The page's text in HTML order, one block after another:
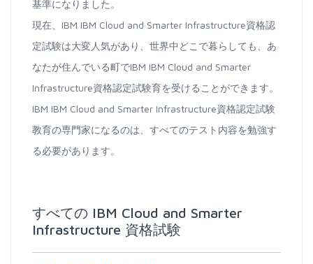
基準になりました。
現在、IBM IBM Cloud and Smarter Infrastructure資格認
定試験は大変人気があり、世界中どこで暮らしても、あ
なたが住んでいる町でIBM IBM Cloud and Smarter
Infrastructure資格認定試験育を受けることができます。
IBM IBM Cloud and Smarter Infrastructure資格認定試験
教育の専門家になるのは、すべてのテスト内容を勉強す
る必要があります。
すべての IBM Cloud and Smarter
Infrastructure 資格試験